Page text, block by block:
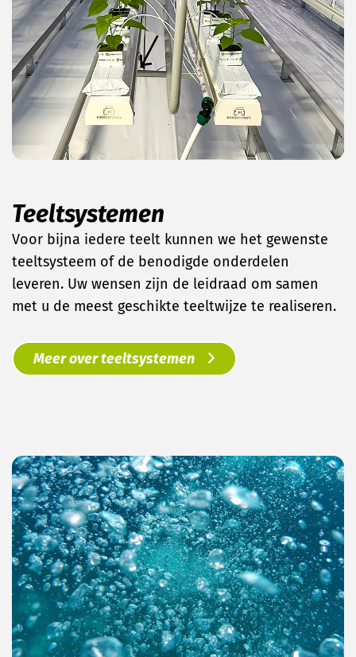
Teeltsystemen
Voor bijna iedere teelt kunnen we het gewenste
teeltsysteem of de benodigde onderdelen
leveren. Uw wensen zijn de leidraad om samen
met u de meest geschikte teeltwijze te realiseren.
Meer over teeltsystemen